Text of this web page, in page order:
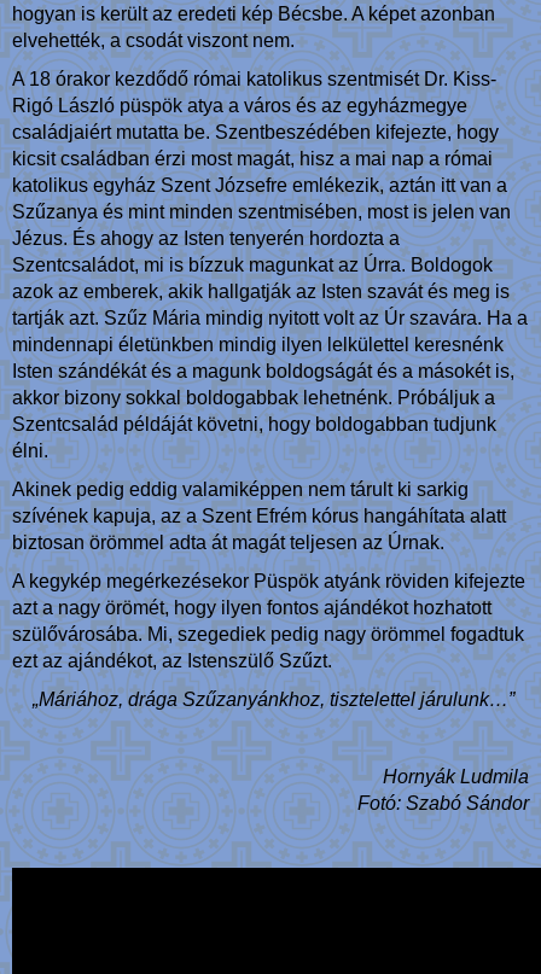
hogyan is került az eredeti kép Bécsbe. A képet azonban
elvehették, a csodát viszont nem.
A 18 órakor kezdődő római katolikus szentmisét Dr. Kiss-
Rigó László püspök atya a város és az egyházmegye
családjaiért mutatta be. Szentbeszédében kifejezte, hogy
kicsit családban érzi most magát, hisz a mai nap a római
katolikus egyház Szent Józsefre emlékezik, aztán itt van a
Szűzanya és mint minden szentmisében, most is jelen van
Jézus. És ahogy az Isten tenyerén hordozta a
Szentcsaládot, mi is bízzuk magunkat az Úrra. Boldogok
azok az emberek, akik hallgatják az Isten szavát és meg is
tartják azt. Szűz Mária mindig nyitott volt az Úr szavára. Ha a
mindennapi életünkben mindig ilyen lelkülettel keresnénk
Isten szándékát és a magunk boldogságát és a másokét is,
akkor bizony sokkal boldogabbak lehetnénk. Próbáljuk a
Szentcsalád példáját követni, hogy boldogabban tudjunk
élni.
Akinek pedig eddig valamiképpen nem tárult ki sarkig
szívének kapuja, az a Szent Efrém kórus hangáhítata alatt
biztosan örömmel adta át magát teljesen az Úrnak.
A kegykép megérkezésekor Püspök atyánk röviden kifejezte
azt a nagy örömét, hogy ilyen fontos ajándékot hozhatott
szülővárosába. Mi, szegediek pedig nagy örömmel fogadtuk
ezt az ajándékot, az Istenszülő Szűzt.
„Máriához, drága Szűzanyánkhoz, tisztelettel járulunk…”
Hornyák Ludmila
Fotó: Szabó Sándor